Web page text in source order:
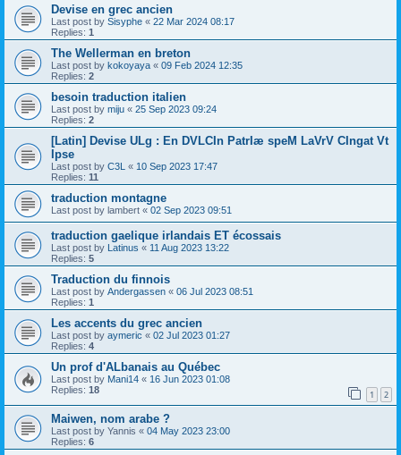
Devise en grec ancien
Last post by Sisyphe « 22 Mar 2024 08:17
Replies: 1
The Wellerman en breton
Last post by kokoyaya « 09 Feb 2024 12:35
Replies: 2
besoin traduction italien
Last post by miju « 25 Sep 2023 09:24
Replies: 2
[Latin] Devise ULg : En DVLCIn PatrIæ speM LaVrV CIngat Vt
Ipse
Last post by C3L « 10 Sep 2023 17:47
Replies: 11
traduction montagne
Last post by lambert « 02 Sep 2023 09:51
traduction gaelique irlandais ET écossais
Last post by Latinus « 11 Aug 2023 13:22
Replies: 5
Traduction du finnois
Last post by Andergassen « 06 Jul 2023 08:51
Replies: 1
Les accents du grec ancien
Last post by aymeric « 02 Jul 2023 01:27
Replies: 4
Un prof d'ALbanais au Québec
Last post by Mani14 « 16 Jun 2023 01:08
Replies: 18 1 2
Maiwen, nom arabe ?
Last post by Yannis « 04 May 2023 23:00
Replies: 6